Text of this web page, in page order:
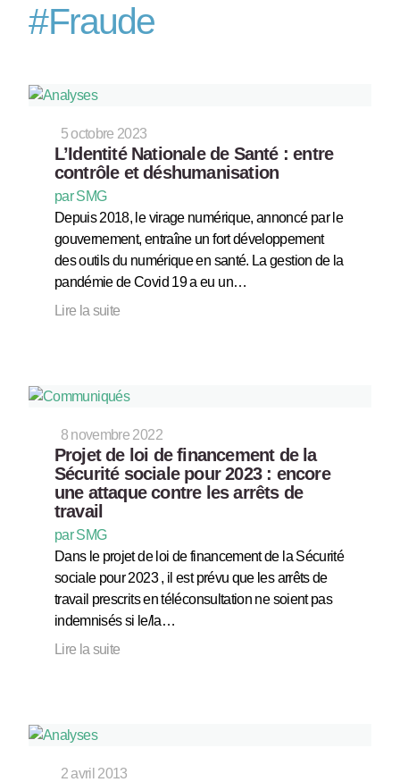
#Fraude
5 octobre 2023
L’Identité Nationale de Santé : entre
contrôle et déshumanisation
par SMG
Depuis 2018, le virage numérique, annoncé par le
gouvernement, entraîne un fort développement
des outils du numérique en santé. La gestion de la
pandémie de Covid 19 a eu un…
Lire la suite
8 novembre 2022
Projet de loi de financement de la
Sécurité sociale pour 2023 : encore
une attaque contre les arrêts de
travail
par SMG
Dans le projet de loi de financement de la Sécurité
sociale pour 2023 , il est prévu que les arrêts de
travail prescrits en téléconsultation ne soient pas
indemnisés si le/la…
Lire la suite
2 avril 2013